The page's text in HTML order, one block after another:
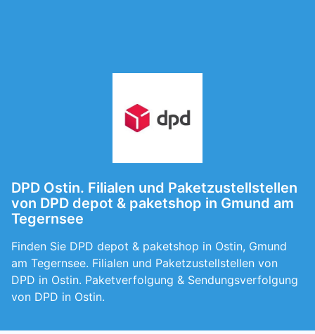
DPD Ostin. Filialen und Paketzustellstellen
von DPD depot & paketshop in Gmund am
Tegernsee
Finden Sie DPD depot & paketshop in Ostin, Gmund
am Tegernsee. Filialen und Paketzustellstellen von
DPD in Ostin. Paketverfolgung & Sendungsverfolgung
von DPD in Ostin.